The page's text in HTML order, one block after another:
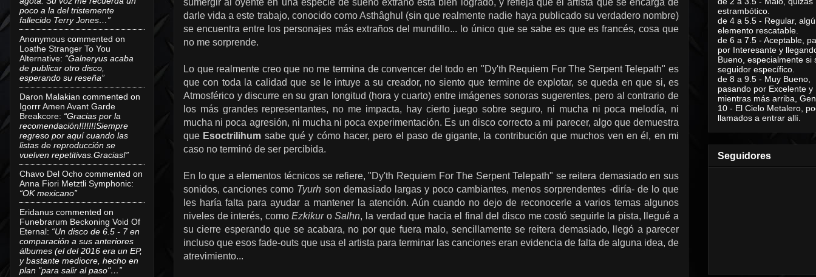
sumergir al oyente en una especie de sueño extraño está bien logrado, y refleja que el artista que se encarga de
darle vida a este trabajo, conocido como Asthâghul (sin que realmente nadie haya publicado su verdadero nombre)
se encuentra entre los personajes más extraños del mundillo... lo único que se sabe es que es francés, cosa que
no me sorprende.
Lo que realmente creo que no me termina de convencer del todo en "Dy'th Requiem For The Serpent Telepath" es
que con toda la calidad que se le intuye a su creador, no siento que termine de explotar, se queda en que si, es
Atmosférico y discurre en su gran longitud (hora y cuarto) entre imágenes sonoras sugerentes, pero al contrario de
los más grandes representantes, no me impacta, hay cierto juego sobre seguro, ni mucha ni poca melodía, ni
mucha ni poca agresión, ni mucha ni poca experimentación. Es un disco correcto a mi parecer, algo que demuestra
que Esoctrilihum sabe qué y cómo hacer, pero el paso de gigante, la contribución que muchos ven en él, en mi
caso no terminó de ser percibida.
En lo que a elementos técnicos se refiere, "Dy'th Requiem For The Serpent Telepath" se reitera demasiado en sus
sonidos, canciones como Tyurh son demasiado largas y poco cambiantes, menos sorprendentes -diría- de lo que
les haría falta para ayudar a mantener la atención. Aún cuando no dejo de reconocerle a varios temas algunos
niveles de interés, comoEzkikuroSalhn, la verdad que hacia el final del disco me costó seguirle la pista, llegué a
su cierre esperando que se acabara, no por que fuera malo, sencillamente se reitera demasiado, llegó a parecer
incluso que esos fade-outs que usa el artista para terminar las canciones eran evidencia de falta de alguna idea, de
atrevimiento...
poco a la del tristemente
fallecido Terry Jones…”
Anonymous commented on
Loathe Stranger To You
Alternative: “Galneryus acaba
de publicar otro disco,
esperando su reseña”
Daron Malakian commented on
Igorrr Amen Avant Garde
Breakcore: “Gracias por la
recomendación!!!!!!!Siempre
regreso por aquí cuando las
listas de reproducción se
vuelven repetitivas.Gracias!”
Chavo Del Ocho commented on
Anna Fiori Metztli Symphonic:
“OK mexicano”
Eridanus commented on
Funebrarum Beckoning Void Of
Eternal: “Un disco de 6.5 - 7 en
comparación a sus anteriores
álbumes (el del 2016 era un EP,
y bastante mediocre, hecho en
plan "para salir al paso"…”
estrambótico.
de 4 a 5.5 - Regular,
elemento rescatable.
de 6 a 7.5 - Aceptable,
por Interesante y
Bueno, especialmente si
seguidor específico.
de 8 a 9.5 - Muy Bueno,
pasando por Excelente y
mientras más arriba,
10 - El Cielo Metalero,
llamados a entrar allí.
Seguidores